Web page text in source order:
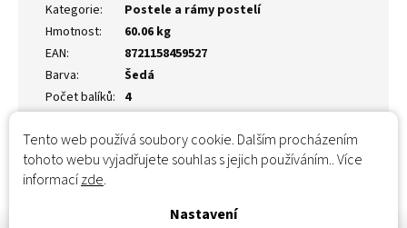
Tento web používá soubory cookie. Dalším procházením
tohoto webu vyjadřujete souhlas s jejich používáním.. Více
informacízde.
Nastavení
Kategorie:
Postele a rámy postelí
Hmotnost:
60.06 kg
EAN:
8721158459527
Barva:
Šedá
Počet balíků: 4